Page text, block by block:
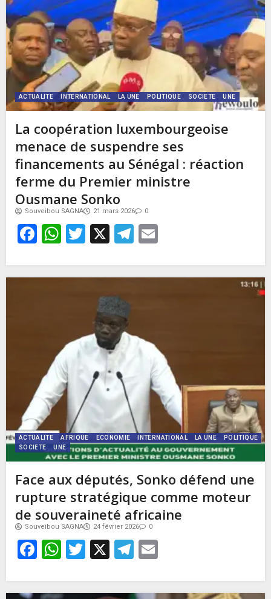
ACTUALITE INTERNATIONAL LA UNE POLITIQUE SOCIETE UNE
La coopération luxembourgeoise
menace de suspendre ses
financements au Sénégal : réaction
ferme du Premier ministre
Ousmane Sonko
Souveibou SAGNA 21 mars 2026 0
Facebook
WhatsApp
Twitter
X Telegram
ACTUALITE AFRIQUE ECONOMIE INTERNATIONAL LA UNE
POLITIQUE
SOCIETE
UNE
Face aux députés, Sonko défend une
rupture stratégique comme moteur
de souveraineté africaine
Souveibou SAGNA 24 février 2026 0
Facebook
WhatsApp
Twitter
X Telegram